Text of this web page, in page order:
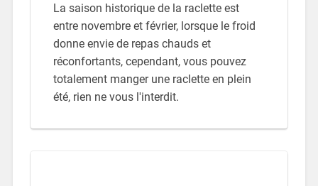
La saison historique de la raclette est
entre novembre et février, lorsque le froid
donne envie de repas chauds et
réconfortants, cependant, vous pouvez
totalement manger une raclette en plein
été, rien ne vous l'interdit.